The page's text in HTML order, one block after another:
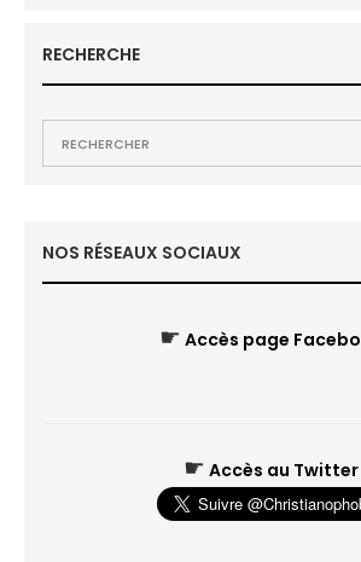
RECHERCHE
NOS RÉSEAUX SOCIAUX
☛ Accès page
☛ Accès au Twitter